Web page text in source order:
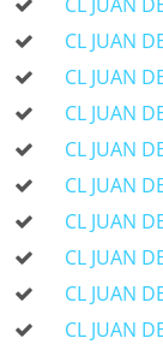
CL JUAN
CL JUAN
CL JUAN
CL JUAN
CL JUAN
CL JUAN
CL JUAN
CL JUAN
CL JUAN